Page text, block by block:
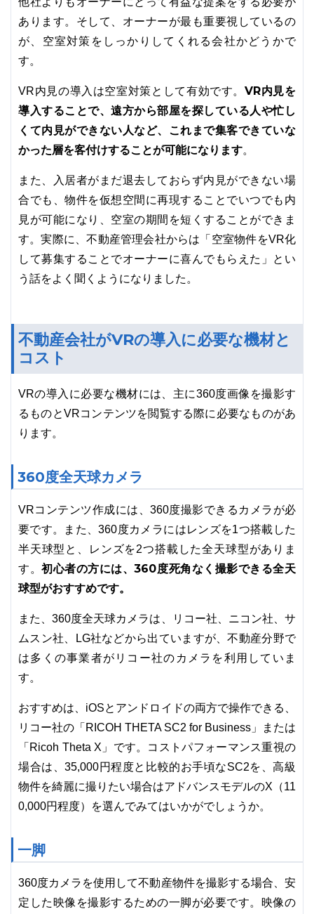
あります。そして、オーナーが最も重要視しているの
が、空室対策をしっかりしてくれる会社かどうかで
す。
VR内見の導入は空室対策として有効です。VR内見を
導入することで、遠方から部屋を探している人や忙し
くて内見ができない人など、これまで集客できていな
かった層を客付けすることが可能になります。
また、入居者がまだ退去しておらず内見ができない場
合でも、物件を仮想空間に再現することでいつでも内
見が可能になり、空室の期間を短くすることができま
す。実際に、不動産管理会社からは「空室物件をVR化
して募集することでオーナーに喜んでもらえた」とい
う話をよく聞くようになりました。
不動産会社がVRの導入に必要な機材と
コスト
VRの導入に必要な機材には、主に360度画像を撮影す
るものとVRコンテンツを閲覧する際に必要なものがあ
ります。
360度全天球カメラ
VRコンテンツ作成には、360度撮影できるカメラが必
要です。また、360度カメラにはレンズを1つ搭載した
半天球型と、レンズを2つ搭載した全天球型がありま
す。初心者の方には、360度死角なく撮影できる全天
球型がおすすめです。
また、360度全天球カメラは、リコー社、ニコン社、サ
ムスン社、LG社などから出ていますが、不動産分野で
は多くの事業者がリコー社のカメラを利用していま
す。
おすすめは、iOSとアンドロイドの両方で操作できる、
リコー社の「RICOH THETA SC2 for Business」または
「Ricoh Theta X」です。コストパフォーマンス重視の
場合は、35,000円程度と比較的お手頃なSC2を、高級
物件を綺麗に撮りたい場合はアドバンスモデルのX（11
0,000円程度）を選んでみてはいかがでしょうか。
一脚
360度カメラを使用して不動産物件を撮影する場合、安
定した映像を撮影するための一脚が必要です。映像の